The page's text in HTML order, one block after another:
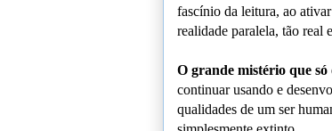
fascínio da leitura, ao
realidade paralela, tão real
O grande mistério que
continuar usando e
qualidades de um ser